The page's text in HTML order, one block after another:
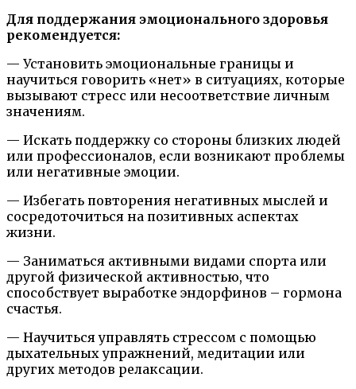
Для поддержания эмоционального здоровья
рекомендуется:
— Установить эмоциональные границы и
научиться говорить «нет» в ситуациях, которые
вызывают стресс или несоответствие личным
значениям.
— Искать поддержку со стороны близких людей
или профессионалов, если возникают проблемы
или негативные эмоции.
— Избегать повторения негативных мыслей и
сосредоточиться на позитивных аспектах
жизни.
— Заниматься активными видами спорта или
другой физической активностью, что
способствует выработке эндорфинов – гормона
счастья.
— Научиться управлять стрессом с помощью
дыхательных упражнений, медитации или
других методов релаксации.